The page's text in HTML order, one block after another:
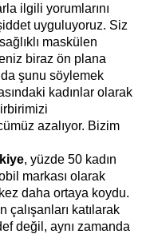
ilgili yorumlarını
uyguluyoruz. Siz
maskülen
biraz ön plana
şunu söylemek
kadınlar olarak
azalıyor. Bizim
, yüzde 50 kadın
markası olarak
daha ortaya koydu.
çalışanları katılarak
değil, aynı zamanda